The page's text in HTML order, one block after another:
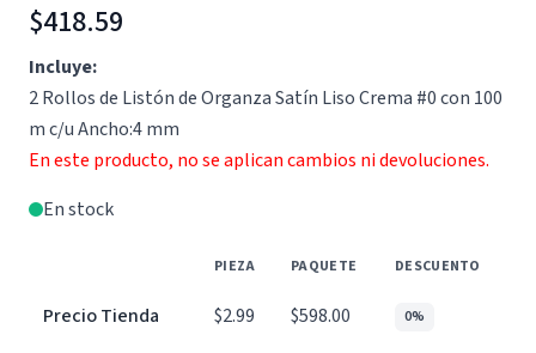
$418.59
Incluye:
2 Rollos de Listón de Organza Satín Liso Crema #0 con 100
m c/u Ancho:4 mm
En este producto, no se aplican cambios ni devoluciones.
En stock
PIEZA PAQUETE DESCUENTO
Precio Tienda $2.99 $598.00 0%